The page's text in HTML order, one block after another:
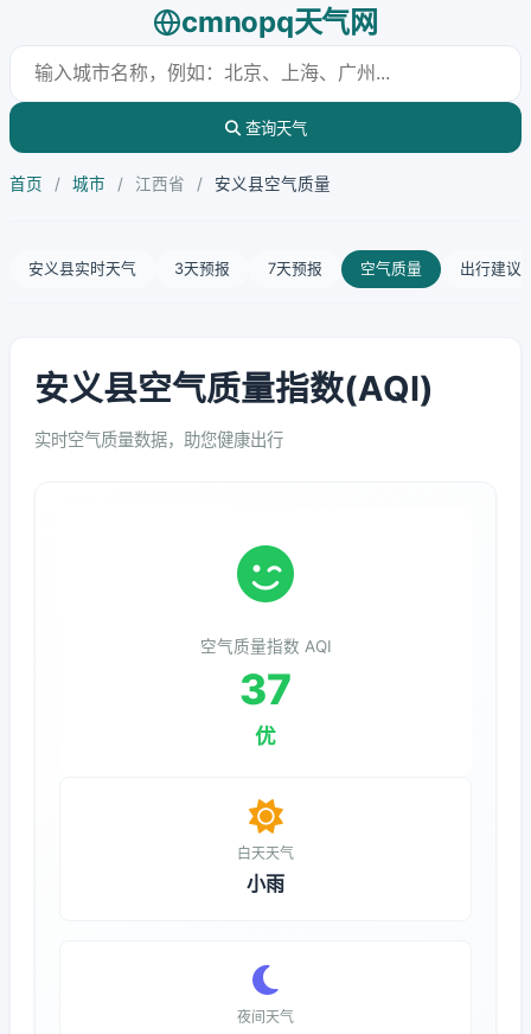
cmnopq天气网
查询天气
首页 / 城市 / 江西省 / 安义县空气质量
安义县实时天气 3天预报 7天预报 空气质量 出行建议
安义县空气质量指数(AQI)
实时空气质量数据，助您健康出行
空气质量指数 AQI
37
优
白天天气
小雨
夜间天气